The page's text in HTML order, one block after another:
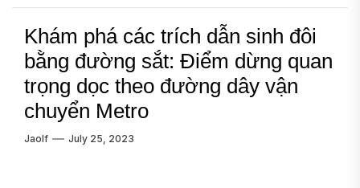
Khám phá các trích dẫn sinh đôi
bằng đường sắt: Điểm dừng quan
trọng dọc theo đường dây vận
chuyển Metro
Jaolf July 25, 2023